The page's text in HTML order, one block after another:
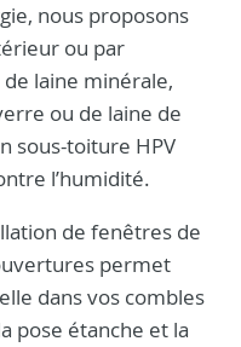
nous proposons
ou par
laine minérale,
ou de laine de
sous-toiture HPV
l’humidité.
de fenêtres de
permet
dans vos combles
pose étanche et la